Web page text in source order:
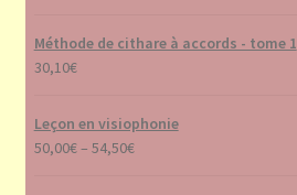
Méthode de cithare à accords - tome 1
30,10€
Leçon en visiophonie
50,00€– 54,50€